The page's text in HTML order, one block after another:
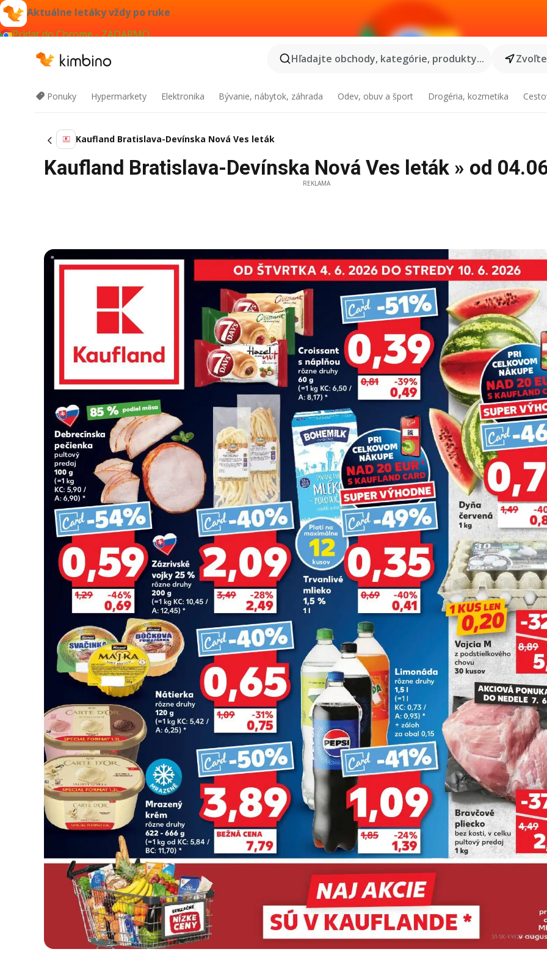
Aktuálne letáky vždy po ruke
Pridať do Chrome - ZADARMO
Hľadajte obchody, kategórie, produkty...
Ponuky Hypermarkety Elektronika Bývanie, nábytok, záhrada Odev, obuv a šport Drogéria, kozmetika
Kaufland Bratislava-Devínska Nová Ves leták
Kaufland Bratislava-Devínska Nová Ves leták » od
REKLAMA